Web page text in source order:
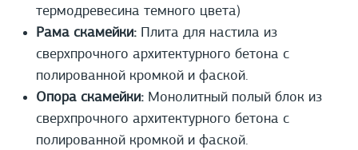
термодревесина темного цвета)
Рама скамейки: Плита для настила из
сверхпрочного архитектурного бетона с
полированной кромкой и фаской.
Опора скамейки: Монолитный полый блок из
сверхпрочного архитектурного бетона с
полированной кромкой и фаской.